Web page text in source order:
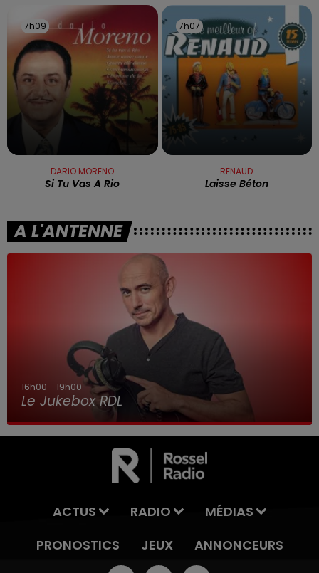
7h09
7h09
DARIO MORENO
Si Tu Vas A Rio
7h07
7h07
RENAUD
Laisse Béton
A L'ANTENNE
16h00 - 19h00
Le Jukebox RDL
ACTUS RADIO
MÉDIAS
PRONOSTICS
JEUX ANNONCEURS